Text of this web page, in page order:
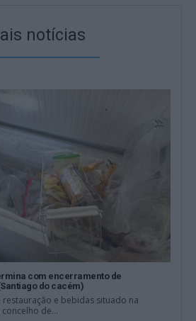
notícias
com encerramento de
do cacém)
e bebidas situado na
de...